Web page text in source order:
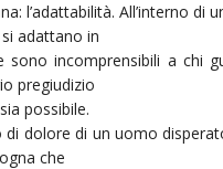
l’adattabilità. All’interno di
adattano in
sono incomprensibili a chi
pregiudizio
possibile.
di dolore di un uomo
che